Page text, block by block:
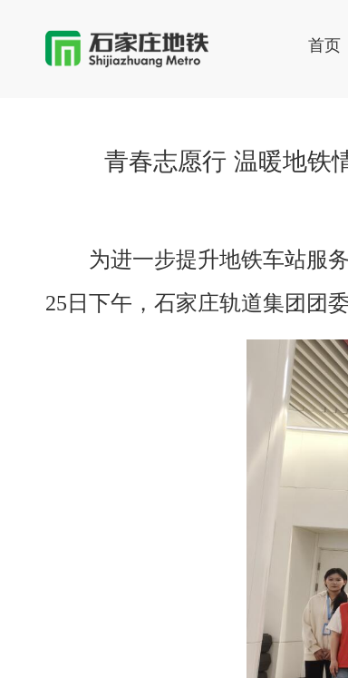
首页
青春志愿行 温暖地铁
为进一步提升地铁车站服
25日下午，石家庄轨道集团团